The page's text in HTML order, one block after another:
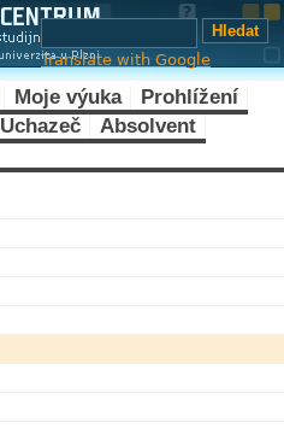
Translate with Google
Moje výuka
Prohlížení
Uchazeč
Absolvent